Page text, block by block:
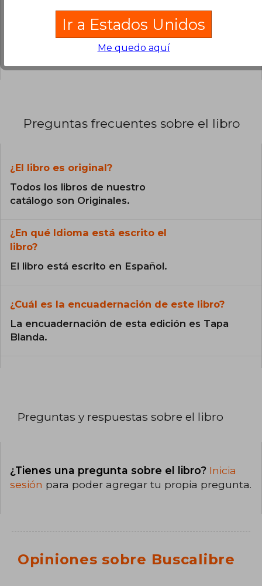
0% (0)
25% (1)
0% (0)
Preguntas frecuentes sobre el libro
¿El libro es original?
Todos los libros de nuestro
catálogo son Originales.
¿En qué Idioma está escrito el
libro?
El libro está escrito en Español.
¿Cuál es la encuadernación de este libro?
La encuadernación de esta edición es Tapa
Blanda.
Preguntas y respuestas sobre el libro
¿Tienes una pregunta sobre el libro? Inicia
sesión para poder agregar tu propia pregunta.
Opiniones sobre Buscalibre
Ir a Estados Unidos
Me quedo aquí